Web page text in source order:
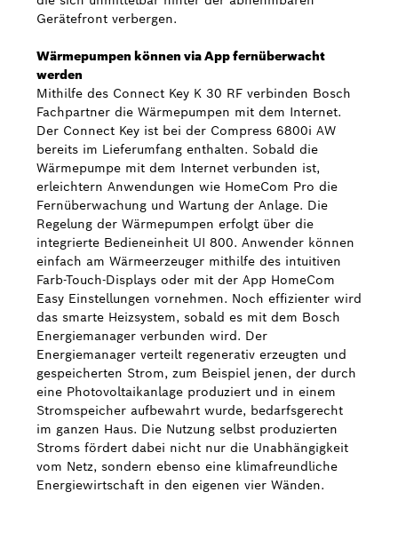
Gerätefront verbergen.
Wärmepumpen können via App fernüberwacht
werden
Mithilfe des Connect Key K 30 RF verbinden Bosch
Fachpartner die Wärmepumpen mit dem Internet.
Der Connect Key ist bei der Compress 6800i AW
bereits im Lieferumfang enthalten. Sobald die
Wärmepumpe mit dem Internet verbunden ist,
erleichtern Anwendungen wie HomeCom Pro die
Fernüberwachung und Wartung der Anlage. Die
Regelung der Wärmepumpen erfolgt über die
integrierte Bedieneinheit UI 800. Anwender können
einfach am Wärmeerzeuger mithilfe des intuitiven
Farb-Touch-Displays oder mit der App HomeCom
Easy Einstellungen vornehmen. Noch effizienter wird
das smarte Heizsystem, sobald es mit dem Bosch
Energiemanager verbunden wird. Der
Energiemanager verteilt regenerativ erzeugten und
gespeicherten Strom, zum Beispiel jenen, der durch
eine Photovoltaikanlage produziert und in einem
Stromspeicher aufbewahrt wurde, bedarfsgerecht
im ganzen Haus. Die Nutzung selbst produzierten
Stroms fördert dabei nicht nur die Unabhängigkeit
vom Netz, sondern ebenso eine klimafreundliche
Energiewirtschaft in den eigenen vier Wänden.